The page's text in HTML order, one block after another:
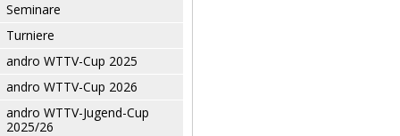
Seminare
Turniere
andro WTTV-Cup 2025
andro WTTV-Cup 2026
andro WTTV-Jugend-Cup
2025/26